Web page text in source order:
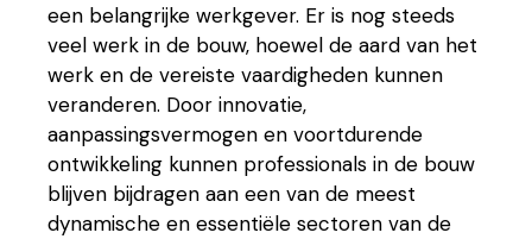
een belangrijke werkgever. Er is nog steeds
veel werk in de bouw, hoewel de aard van het
werk en de vereiste vaardigheden kunnen
veranderen. Door innovatie,
aanpassingsvermogen en voortdurende
ontwikkeling kunnen professionals in de bouw
blijven bijdragen aan een van de meest
dynamische en essentiële sectoren van de